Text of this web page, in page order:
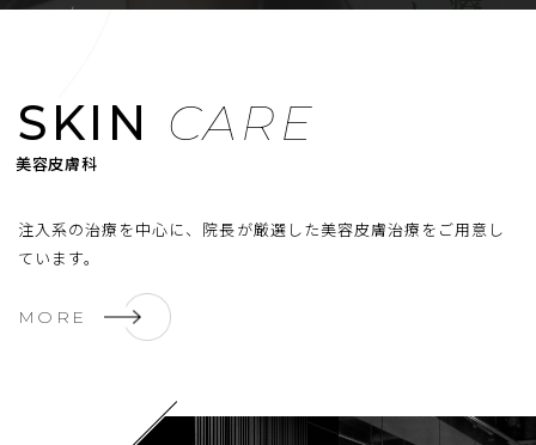
EN / JP
SKIN CARE
注入系の治療を中心に、院長が厳選した美容皮膚治療をご用意し
ています。
MORE